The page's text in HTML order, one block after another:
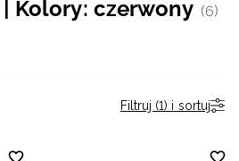
Kolory: czerwony (6)
Filtruj (1) i sortuj
Niemiecki / EUR
Słowacki / EUR